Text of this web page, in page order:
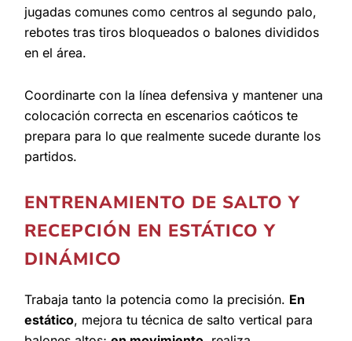
jugadas comunes como centros al segundo palo,
rebotes tras tiros bloqueados o balones divididos
en el área.
Coordinarte con la línea defensiva y mantener una
colocación correcta en escenarios caóticos te
prepara para lo que realmente sucede durante los
partidos.
ENTRENAMIENTO DE SALTO Y
RECEPCIÓN EN ESTÁTICO Y
DINÁMICO
Trabaja tanto la potencia como la precisión. En
estático, mejora tu técnica de salto vertical para